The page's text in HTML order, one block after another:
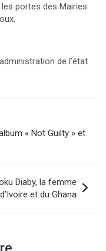
portes des Mairies
de l’état
« Not Guilty » et
Diaby, la femme
et du Ghana